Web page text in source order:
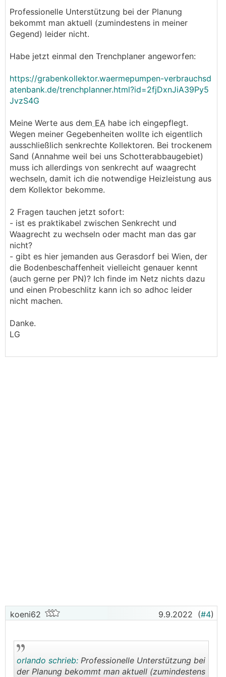
Professionelle Unterstützung bei der Planung
bekommt man aktuell (zumindestens in meiner
Gegend) leider nicht.
Habe jetzt einmal den Trenchplaner angeworfen:
https://grabenkollektor.waermepumpen-verbrauchsd
atenbank.de/trenchplanner.html?id=2fjDxnJiA39Py5
JvzS4G
Meine Werte aus dem EA habe ich eingepflegt.
Wegen meiner Gegebenheiten wollte ich eigentlich
ausschließlich senkrechte Kollektoren. Bei trockenem
Sand (Annahme weil bei uns Schotterabbaugebiet)
muss ich allerdings von senkrecht auf waagrecht
wechseln, damit ich die notwendige Heizleistung aus
dem Kollektor bekomme.
2 Fragen tauchen jetzt sofort:
- ist es praktikabel zwischen Senkrecht und
Waagrecht zu wechseln oder macht man das gar
nicht?
- gibt es hier jemanden aus Gerasdorf bei Wien, der
die Bodenbeschaffenheit vielleicht genauer kennt
(auch gerne per PN)? Ich finde im Netz nichts dazu
und einen Probeschlitz kann ich so adhoc leider
nicht machen.
Danke.
LG
koeni62 9.9.2022 (#4)
orlando schrieb: Professionelle Unterstützung bei
der Planung bekommt man aktuell (zumindestens